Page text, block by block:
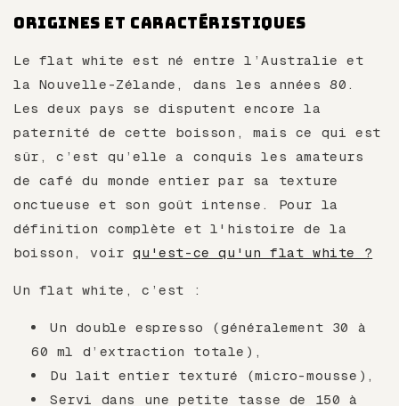
Origines et caractéristiques
Le flat white est né entre l’Australie et
la Nouvelle-Zélande, dans les années 80.
Les deux pays se disputent encore la
paternité de cette boisson, mais ce qui est
sûr, c’est qu’elle a conquis les amateurs
de café du monde entier par sa texture
onctueuse et son goût intense. Pour la
définition complète et l'histoire de la
boisson, voirqu'est-ce qu'un flat white ?
Un flat white, c’est :
Un double espresso (généralement 30 à
60 ml d’extraction totale),
Du lait entier texturé (micro-mousse),
Servi dans une petite tasse de 150 à